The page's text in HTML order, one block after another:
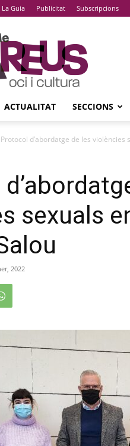
La Guia Publicitat Subscripcions
La
Guia
De
Reus
ACTUALITAT SECCIONS
Protocol d’abordatge de les violències
sexuals
2022